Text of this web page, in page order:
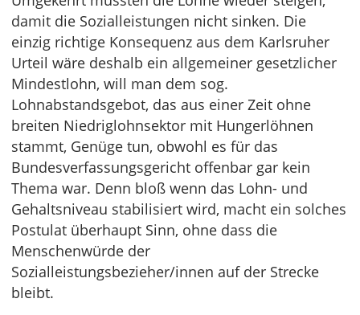
damit die Sozialleistungen nicht sinken. Die
einzig richtige Konsequenz aus dem Karlsruher
Urteil wäre deshalb ein allgemeiner gesetzlicher
Mindestlohn, will man dem sog.
Lohnabstandsgebot, das aus einer Zeit ohne
breiten Niedriglohnsektor mit Hungerlöhnen
stammt, Genüge tun, obwohl es für das
Bundesverfassungsgericht offenbar gar kein
Thema war. Denn bloß wenn das Lohn- und
Gehaltsniveau stabilisiert wird, macht ein solches
Postulat überhaupt Sinn, ohne dass die
Menschenwürde der
Sozialleistungsbezieher/innen auf der Strecke
bleibt.